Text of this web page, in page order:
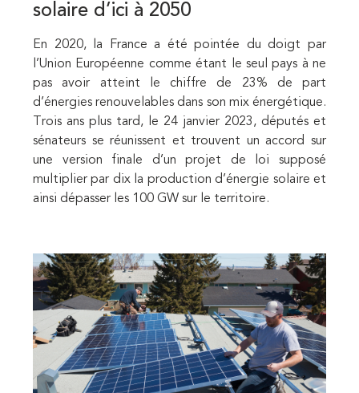
solaire d’ici à 2050
En 2020, la France a été pointée du doigt par
l’Union Européenne comme étant le seul pays à ne
pas avoir atteint le chiffre de 23% de part
d’énergies renouvelables dans son mix énergétique.
Trois ans plus tard, le 24 janvier 2023, députés et
sénateurs se réunissent et trouvent un accord sur
une version finale d’un projet de loi supposé
multiplier par dix la production d’énergie solaire et
ainsi dépasser les 100 GW sur le territoire.